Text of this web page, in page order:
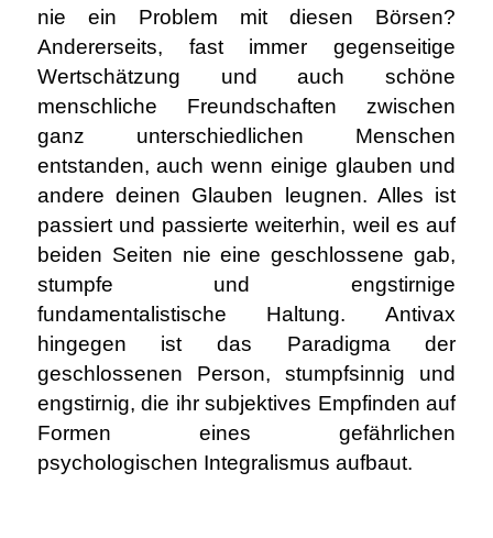
nie ein Problem mit diesen Börsen?
Andererseits, fast immer gegenseitige
Wertschätzung und auch schöne
menschliche Freundschaften zwischen
ganz unterschiedlichen Menschen
entstanden, auch wenn einige glauben und
andere deinen Glauben leugnen. Alles ist
passiert und passierte weiterhin, weil es auf
beiden Seiten nie eine geschlossene gab,
stumpfe und engstirnige
fundamentalistische Haltung. Antivax
hingegen ist das Paradigma der
geschlossenen Person, stumpfsinnig und
engstirnig, die ihr subjektives Empfinden auf
Formen eines gefährlichen
psychologischen Integralismus aufbaut.